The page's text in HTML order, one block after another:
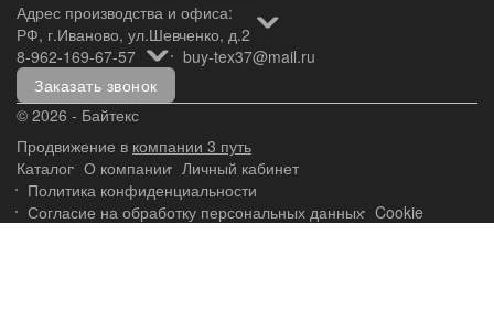
Адрес производства и офиса:
РФ, г.Иваново, ул.Шевченко, д.2
8-962-169-67-57
buy-tex37@mail.ru
Заказать звонок
© 2026 - Байтекс
Продвижение в компании 3 путь
Каталог О компании Личный кабинет
Политика конфиденциальности
Согласие на обработку персональных данных Cookie